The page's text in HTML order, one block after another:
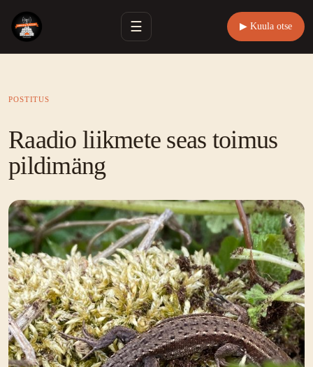
☰ ▶ Kuula otse
POSTITUS
Raadio liikmete seas toimus
pildimäng